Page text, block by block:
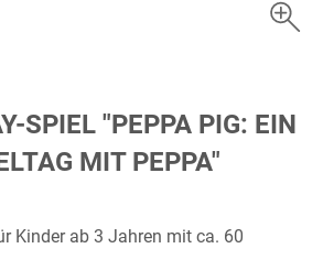
SPIEL "PEPPA PIG: EIN
MIT PEPPA"
Kinder ab 3 Jahren mit ca. 60